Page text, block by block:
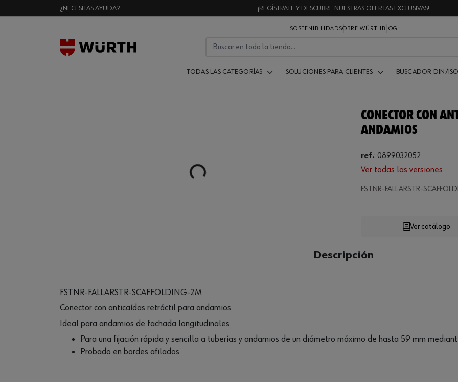
¿NECESITAS AYUDA? ¡REGÍSTRATE Y DESCUBRE NUESTRAS OFERTAS EXCLUSIVAS!
SOSTENIBILIDADSOBRE WÜRTH BLOG
TODAS LAS CATEGORÍAS SOLUCIONES PARA CLIENTES BUSCADOR DIN/ISO
Loading...
CONECTOR CON
ANDAMIOS
ref.: 0899032052
Ver todas las versiones
FSTNR-FALLARSTR-
Loading...
CANTIDAD
Ver catálogo
Descripción
FSTNR-FALLARSTR-SCAFFOLDING-2M
Conector con anticaídas retráctil para andamios
Ideal para andamios de fachada longitudinales
Para una fijación rápida y sencilla a tuberías y andamios de un diámetro máximo de hasta 59 mm
Probado en bordes afilados